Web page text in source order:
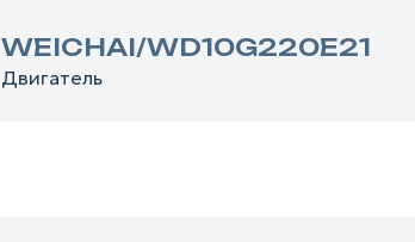
WEICHAI/WD10G220E21
Двигатель